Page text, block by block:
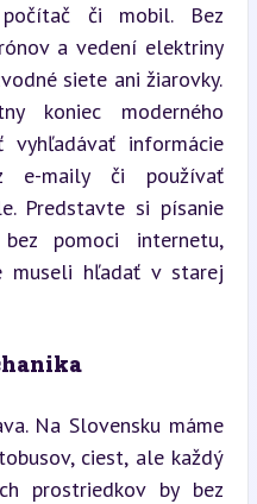
či mobil. Bez
a vedení elektriny
siete ani žiarovky.
koniec moderného
vyhľadávať informácie
e-maily či používať
Predstavte si písanie
pomoci internetu,
museli hľadať v starej
Na Slovensku máme
ciest, ale každý
prostriedkov by bez